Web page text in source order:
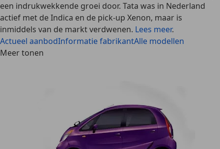
een indrukwekkende groei door. Tata was in Nederland
actief met de Indica en de pick-up Xenon, maar is
inmiddels van de markt verdwenen. Lees meer.
Actueel aanbodInformatie fabrikantAlle modellen
Meer tonen